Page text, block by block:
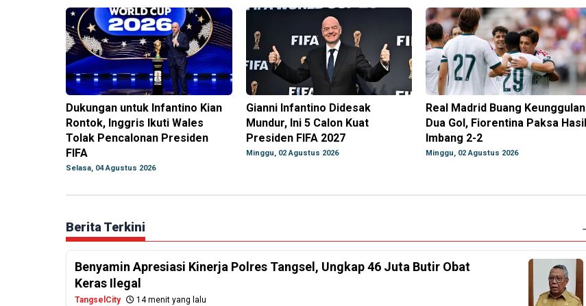
Dukungan untuk Infantino Kian
Rontok, Inggris Ikuti Wales
Tolak Pencalonan Presiden
FIFA
Selasa, 04 Agustus 2026
Gianni Infantino Didesak
Mundur, Ini 5 Calon Kuat
Presiden FIFA 2027
Minggu, 02 Agustus 2026
Real Madrid Buang Keunggulan
Dua Gol, Fiorentina Paksa Hasil
Imbang 2-2
Minggu, 02 Agustus 2026
Berita Terkini
Benyamin Apresiasi Kinerja Polres Tangsel, Ungkap 46 Juta Butir Obat
Keras Ilegal
TangselCity 14 menit yang lalu